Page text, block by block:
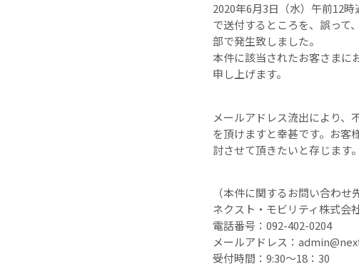
2020年6月3日（水）午前12
で送付するところを、誤って
部で発生致しました。
本件に該当されたお客さまに
申し上げます。
メールアドレス流出により、
を頂けますと幸甚です。お客
討させて頂きたいと存じます。
（本件に関するお問い合わせ先
ネクスト・モビリティ株式会
電話番号：092-402-0204
メールアドレス：
受付時間：9:30〜18：30